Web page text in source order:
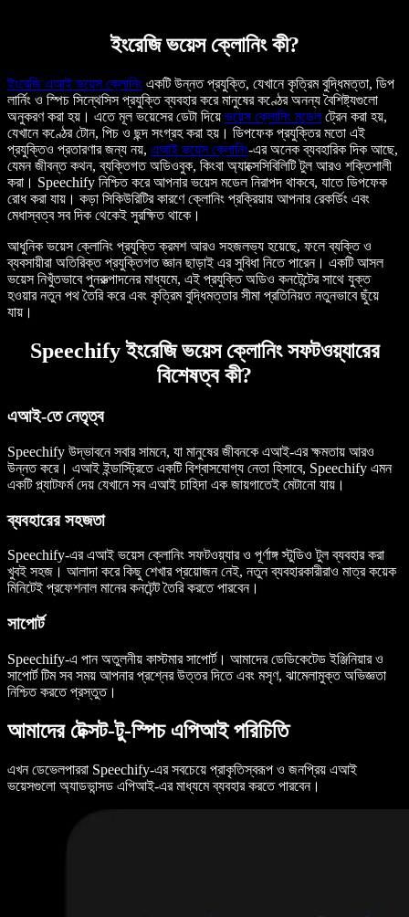
ইংরেজি ভয়েস ক্লোনিং কী?
ইংরেজি এআই ভয়েস ক্লোনিং একটি উন্নত প্রযুক্তি, যেখানে কৃত্রিম বুদ্ধিমত্তা, ডিপ
লার্নিং ও স্পিচ সিন্থেসিস প্রযুক্তি ব্যবহার করে মানুষের কণ্ঠের অনন্য বৈশিষ্ট্যগুলো
অনুকরণ করা হয়। এতে মূল ভয়েসের ডেটা দিয়ে ভয়েস ক্লোনিং মডেলট্রেন করা হয়,
যেখানে কণ্ঠের টোন, পিচ ও ছন্দ সংগ্রহ করা হয়। ডিপফেক প্রযুক্তির মতো এই
প্রযুক্তিও প্রতারণার জন্য নয়, এআই ভয়েস ক্লোনিং-এর অনেক ব্যবহারিক দিক আছে,
যেমন জীবন্ত কথন, ব্যক্তিগত অডিওবুক, কিংবা অ্যাক্সেসিবিলিটি টুল আরও শক্তিশালী
করা। Speechify নিশ্চিত করে আপনার ভয়েস মডেল নিরাপদ থাকবে, যাতে ডিপফেক
রোধ করা যায়। কড়া সিকিউরিটির কারণে ক্লোনিং প্রক্রিয়ায় আপনার রেকর্ডিং এবং
মেধাস্বত্ব সব দিক থেকেই সুরক্ষিত থাকে।
আধুনিক ভয়েস ক্লোনিং প্রযুক্তি ক্রমশ আরও সহজলভ্য হয়েছে, ফলে ব্যক্তি ও
ব্যবসায়ীরা অতিরিক্ত প্রযুক্তিগত জ্ঞান ছাড়াই এর সুবিধা নিতে পারেন। একটি আসল
ভয়েস নিখুঁতভাবে পুনরুত্পাদনের মাধ্যমে, এই প্রযুক্তি অডিও কনটেন্টের সাথে যুক্ত
হওয়ার নতুন পথ তৈরি করে এবং কৃত্রিম বুদ্ধিমত্তার সীমা প্রতিনিয়ত নতুনভাবে ছুঁয়ে
যায়।
Speechify ইংরেজি ভয়েস ক্লোনিং সফটওয়্যারের
বিশেষত্ব কী?
এআই-তে নেতৃত্ব
Speechify উদ্ভাবনে সবার সামনে, যা মানুষের জীবনকে এআই-এর ক্ষমতায় আরও
উন্নত করে। এআই ইন্ডাস্ট্রিতে একটি বিশ্বাসযোগ্য নেতা হিসাবে, Speechify এমন
একটি প্ল্যাটফর্ম দেয় যেখানে সব এআই চাহিদা এক জায়গাতেই মেটানো যায়।
ব্যবহারের সহজতা
Speechify-এর এআই ভয়েস ক্লোনিং সফটওয়্যার ও পূর্ণাঙ্গ স্টুডিও টুল ব্যবহার করা
খুবই সহজ। আলাদা করে কিছু শেখার প্রয়োজন নেই, নতুন ব্যবহারকারীরাও মাত্র কয়েক
মিনিটেই প্রফেশনাল মানের কনটেন্ট তৈরি করতে পারবেন।
সাপোর্ট
Speechify-এ পান অতুলনীয় কাস্টমার সাপোর্ট। আমাদের ডেডিকেটেড ইঞ্জিনিয়ার ও
সাপোর্ট টিম সব সময় আপনার প্রশ্নের উত্তর দিতে এবং মসৃণ, ঝামেলামুক্ত অভিজ্ঞতা
নিশ্চিত করতে প্রস্তুত।
আমাদের টেক্সট-টু-স্পিচ এপিআই পরিচিতি
এখন ডেভেলপাররা Speechify-এর সবচেয়ে প্রাকৃতিস্বরূপ ও জনপ্রিয় এআই
ভয়েসগুলো অ্যাডভান্সড এপিআই-এর মাধ্যমে ব্যবহার করতে পারবেন।